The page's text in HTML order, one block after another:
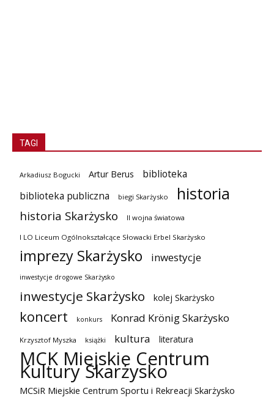
TAGI
Arkadiusz Bogucki Artur Berus
biblioteka
biblioteka publiczna
biegi Skarżysko historia
historia Skarżysko II wojna światowa
I LO Liceum Ogólnokształcące Słowacki Erbel Skarżysko
imprezy Skarżysko inwestycje
inwestycje drogowe Skarżysko
inwestycje Skarżysko kolej Skarżysko
koncert konkurs Konrad Krönig Skarżysko
Krzysztof Myszka książki kultura literatura
MCK Miejskie Centrum
Kultury Skarżysko
MCSiR Miejskie Centrum Sportu i Rekreacji Skarżysko